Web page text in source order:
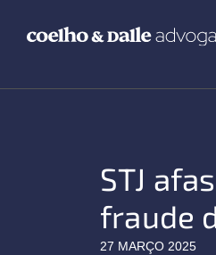
STJ
fraude
27 MARÇO 2025